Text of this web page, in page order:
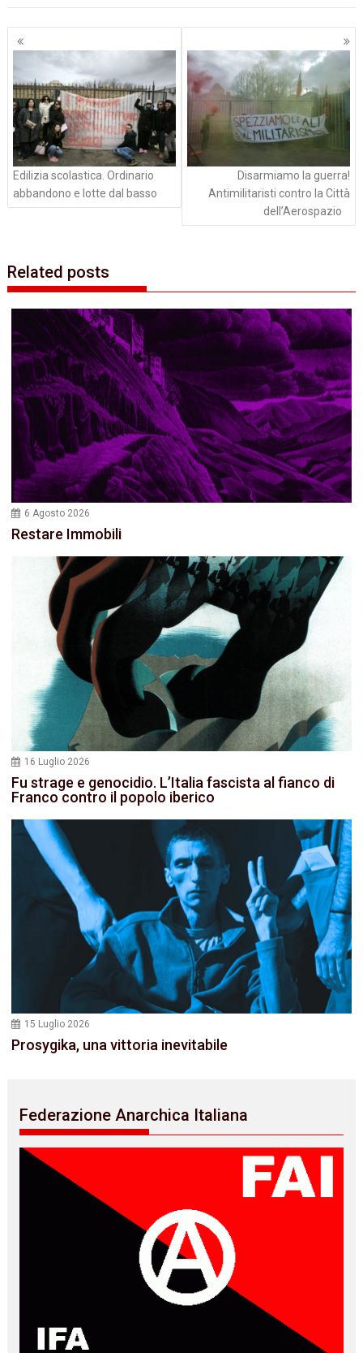
Navigazione
articoli
Edilizia scolastica. Ordinario
abbandono e lotte dal basso
Disarmiamo la guerra!
Antimilitaristi contro la Città
dell’Aerospazio
Related posts
6 Agosto 2026
Restare Immobili
16 Luglio 2026
Fu strage e genocidio. L’Italia fascista al fianco di
Franco contro il popolo iberico
15 Luglio 2026
Prosygika, una vittoria inevitabile
Federazione Anarchica Italiana